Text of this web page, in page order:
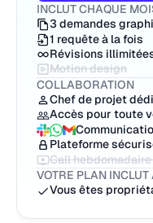
INCLUT CHAQUE
3 demandes
1 requête à la fois
Révisions
Motion design
COLLABORATION
Chef de projet
Accès pour toute
Plateforme
Call
VOTRE PLAN INCLUT
Vous êtes